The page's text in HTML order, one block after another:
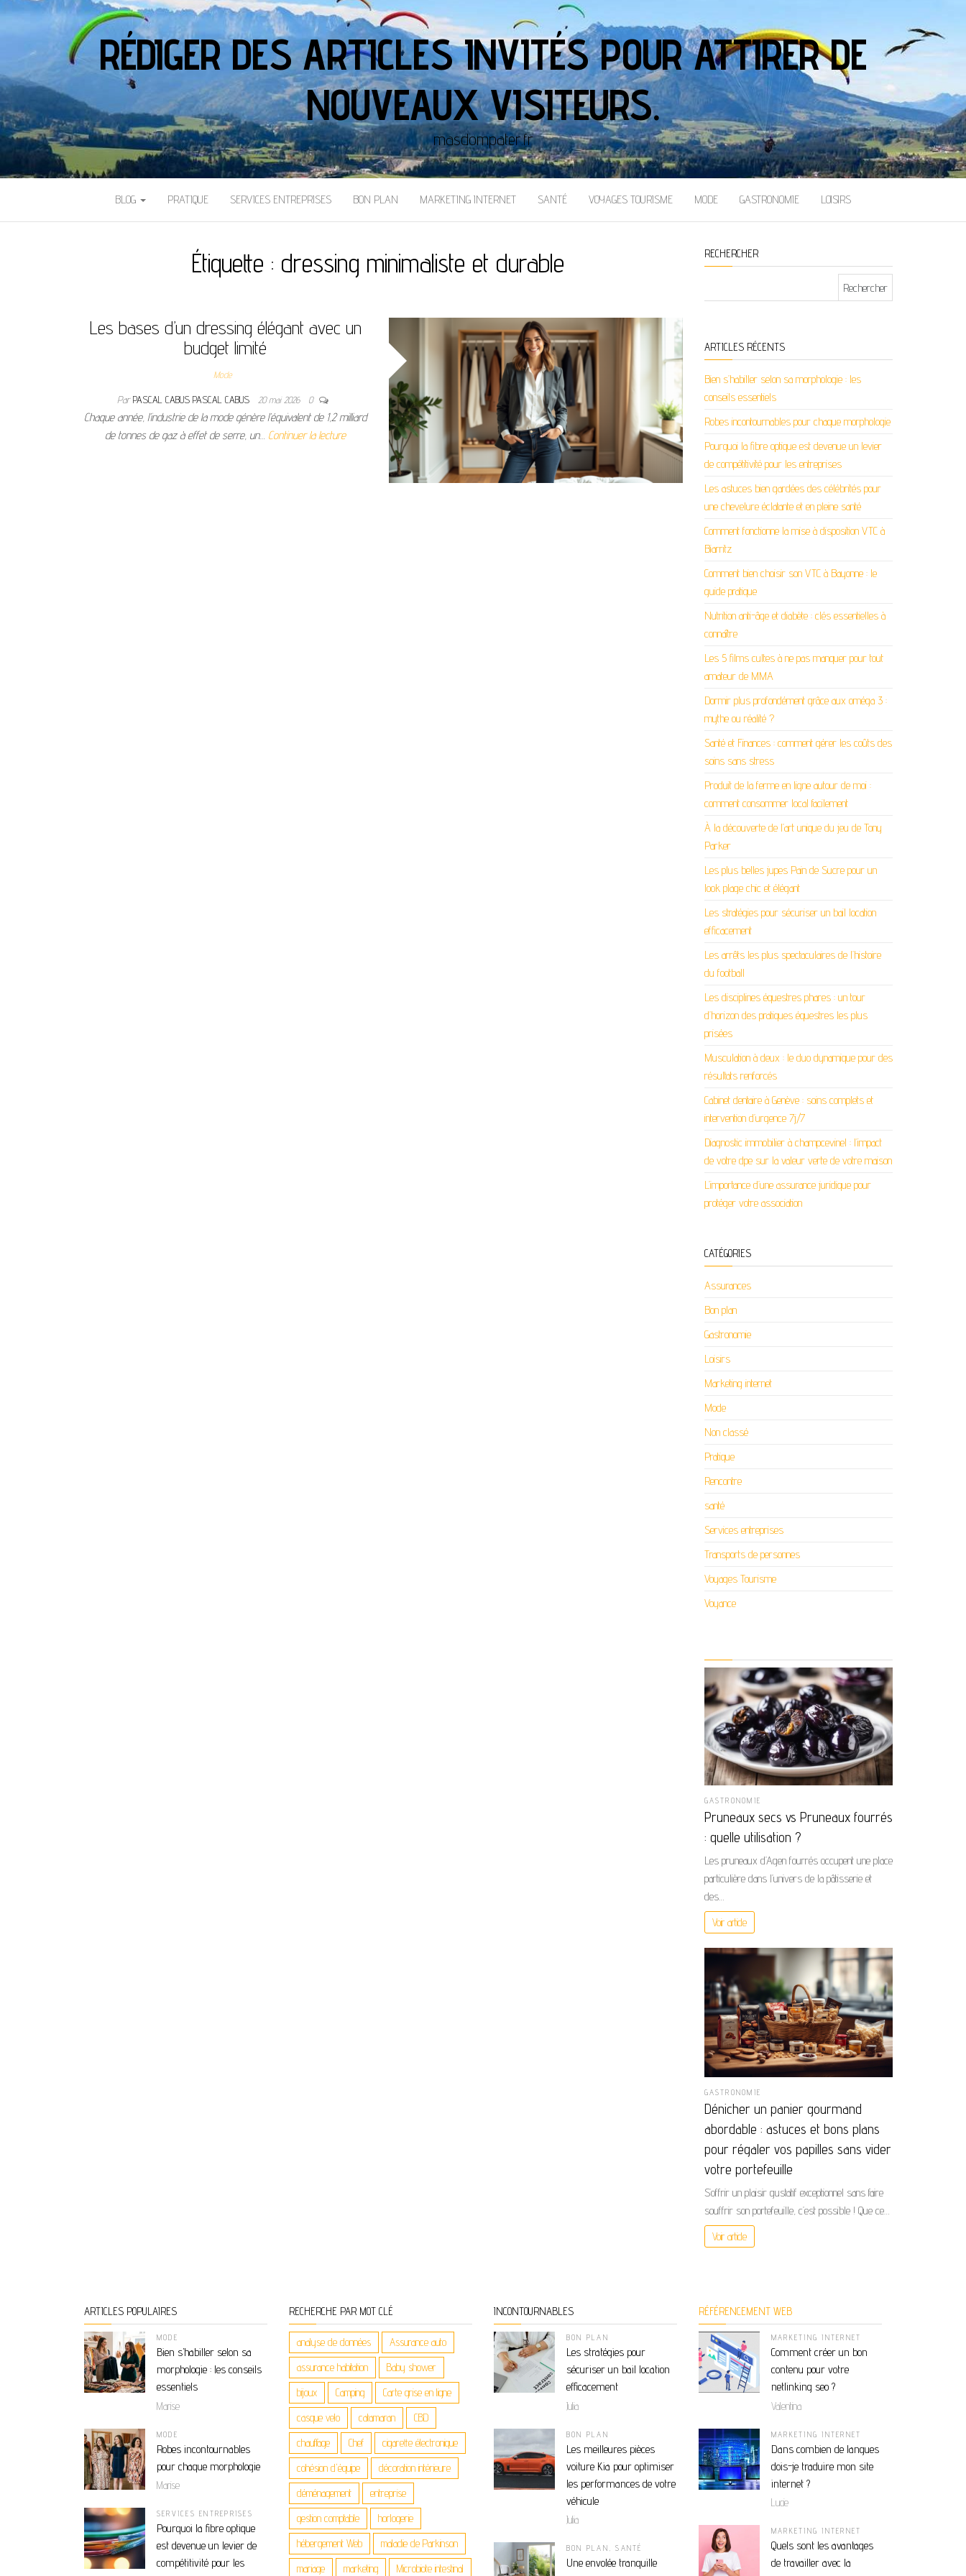
RÉDIGER DES ARTICLES INVITÉS POUR ATTIRER DE
NOUVEAUX VISITEURS.
masdompater.fr
BLOG PRATIQUE SERVICES ENTREPRISES BON PLAN MARKETING INTERNET SANTÉ VOYAGES TOURISME MODE GASTRONOMIE LOISIRS
Étiquette : dressing minimaliste et durable
Les bases d’un dressing élégant avec un
budget limité
Mode
ParPASCAL CABUS PASCAL CABUS 20 mai 2026 0
Chaque année, l’industrie de la mode génère l’équivalent de 1,2 milliard
de tonnes de gaz à effet de serre, un… Continuer la lecture
RECHERCHER
ARTICLES RÉCENTS
Bien s’habiller selon sa morphologie : les
conseils essentiels
Robes incontournables pour chaque morphologie
Pourquoi la fibre optique est devenue un levier
de compétitivité pour les entreprises
Les astuces bien gardées des célébrités pour
une chevelure éclatante et en pleine santé
Comment fonctionne la mise à disposition VTC à
Biarritz
Comment bien choisir son VTC à Bayonne : le
guide pratique
Nutrition anti-âge et diabète : clés essentielles à
connaître
Les 5 films cultes à ne pas manquer pour tout
amateur de MMA
Dormir plus profondément grâce aux oméga 3 :
mythe ou réalité ?
Santé et Finances : comment gérer les coûts des
soins sans stress
Produit de la ferme en ligne autour de moi :
comment consommer local facilement
À la découverte de l’art unique du jeu de Tony
Parker
Les plus belles jupes Pain de Sucre pour un
look plage chic et élégant
Les stratégies pour sécuriser un bail location
efficacement
Les arrêts les plus spectaculaires de l’histoire
du football
Les disciplines équestres phares : un tour
d’horizon des pratiques équestres les plus
prisées
Musculation à deux : le duo dynamique pour des
résultats renforcés
Cabinet dentaire à Genève : soins complets et
intervention d’urgence 7j/7
Diagnostic immobilier à champcevinel : l’impact
de votre dpe sur la valeur verte de votre maison
L’importance d’une assurance juridique pour
protéger votre association
CATÉGORIES
Assurances
Bon plan
Gastronomie
Loisirs
Marketing internet
Mode
Non classé
Pratique
Rencontre
santé
Services entreprises
Transports de personnes
Voyages Tourisme
Voyance
GASTRONOMIE
Pruneaux secs vs Pruneaux fourrés
: quelle utilisation ?
Les pruneaux d’Agen fourrés occupent une place
particulière dans l’univers de la pâtisserie et
des…
Voir article
GASTRONOMIE
Dénicher un panier gourmand
abordable : astuces et bons plans
pour régaler vos papilles sans vider
votre portefeuille
S’offrir un plaisir gustatif exceptionnel sans faire
souffrir son portefeuille, c’est possible ! Que ce…
Voir article
ARTICLES POPULAIRES
MODE
Bien s’habiller selon sa
morphologie : les conseils
essentiels
Marise
MODE
Robes incontournables
pour chaque morphologie
Marise
SERVICES ENTREPRISES
Pourquoi la fibre optique
est devenue un levier de
compétitivité pour les
RECHERCHE PAR MOT CLÉ
analyse de données Assurance auto
assurance habitation Baby shower
bijoux Camping Carte grise en ligne
casque velo catamaran CBD
chauffage Chef cigarette électronique
cohésion d'équipe décoration intérieure
déménagement entreprise
gestion comptable horlogerie
hébergement Web maladie de Parkinson
mariage marketing Microbiote intestinal
INCONTOURNABLES
BON PLAN
Les stratégies pour
sécuriser un bail location
efficacement
Julia
BON PLAN
Les meilleures pièces
voiture Kia pour optimiser
les performances de votre
véhicule
Julia
BON PLAN ,SANTÉ
Une envolée tranquille
RÉFÉRENCEMENT WEB
MARKETING INTERNET
Comment créer un bon
contenu pour votre
netlinking seo ?
Valentina
MARKETING INTERNET
Dans combien de langues
dois-je traduire mon site
internet ?
Lucie
MARKETING INTERNET
Quels sont les avantages
de travailler avec la